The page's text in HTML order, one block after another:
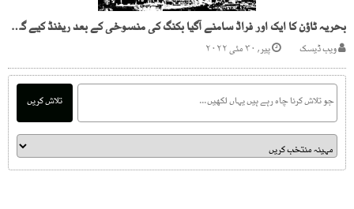
بحریہ ٹاؤن کا ایک اور فراڈ سامنے آگیا بکنگ کی منسوخی کے بعد ریفنڈ کیے گئے چیک باؤنس ہو گئے
ویب ڈیسک پیر, ۳۰ مئی ۲۰۲۲
تلاش کریں